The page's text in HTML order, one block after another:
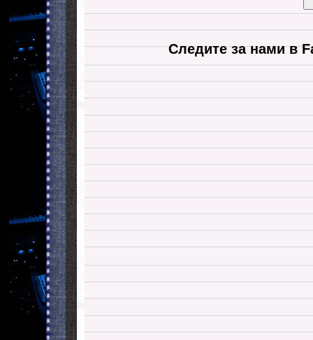
Следите за нами в